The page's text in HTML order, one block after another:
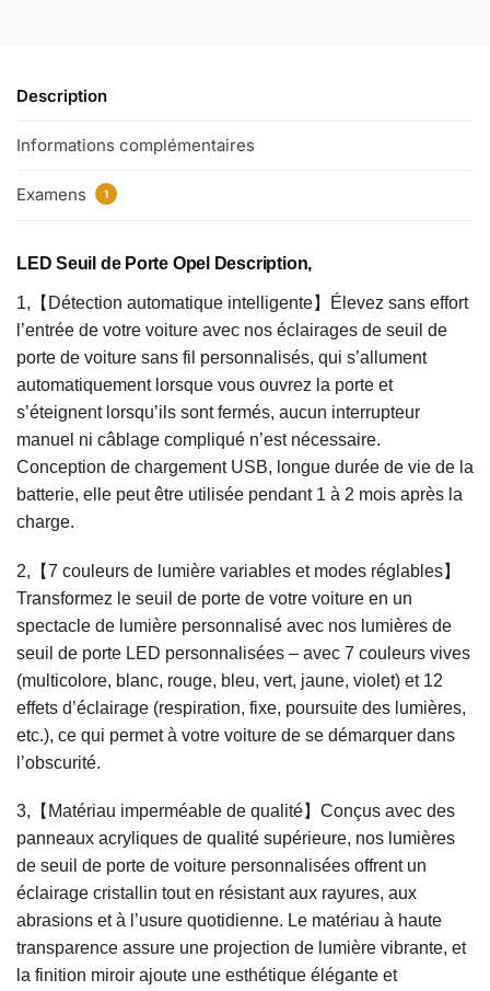
Description
Informations complémentaires
Examens 1
LED Seuil de Porte Opel Description,
1,【Détection automatique intelligente】Élevez sans effort
l’entrée de votre voiture avec nos éclairages de seuil de
porte de voiture sans fil personnalisés, qui s’allument
automatiquement lorsque vous ouvrez la porte et
s’éteignent lorsqu’ils sont fermés, aucun interrupteur
manuel ni câblage compliqué n’est nécessaire.
Conception de chargement USB, longue durée de vie de la
batterie, elle peut être utilisée pendant 1 à 2 mois après la
charge.
2,【7 couleurs de lumière variables et modes réglables】
Transformez le seuil de porte de votre voiture en un
spectacle de lumière personnalisé avec nos lumières de
seuil de porte LED personnalisées – avec 7 couleurs vives
(multicolore, blanc, rouge, bleu, vert, jaune, violet) et 12
effets d’éclairage (respiration, fixe, poursuite des lumières,
etc.), ce qui permet à votre voiture de se démarquer dans
l’obscurité.
3,【Matériau imperméable de qualité】Conçus avec des
panneaux acryliques de qualité supérieure, nos lumières
de seuil de porte de voiture personnalisées offrent un
éclairage cristallin tout en résistant aux rayures, aux
abrasions et à l’usure quotidienne. Le matériau à haute
transparence assure une projection de lumière vibrante, et
la finition miroir ajoute une esthétique élégante et